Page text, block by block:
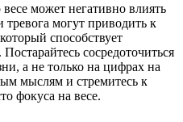
может негативно влиять
тревога могут приводить к
способствует
сосредоточиться
а не только на цифрах на
мыслям и стремитесь к
фокуса на весе.